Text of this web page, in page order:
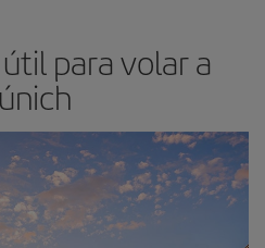
para volar a